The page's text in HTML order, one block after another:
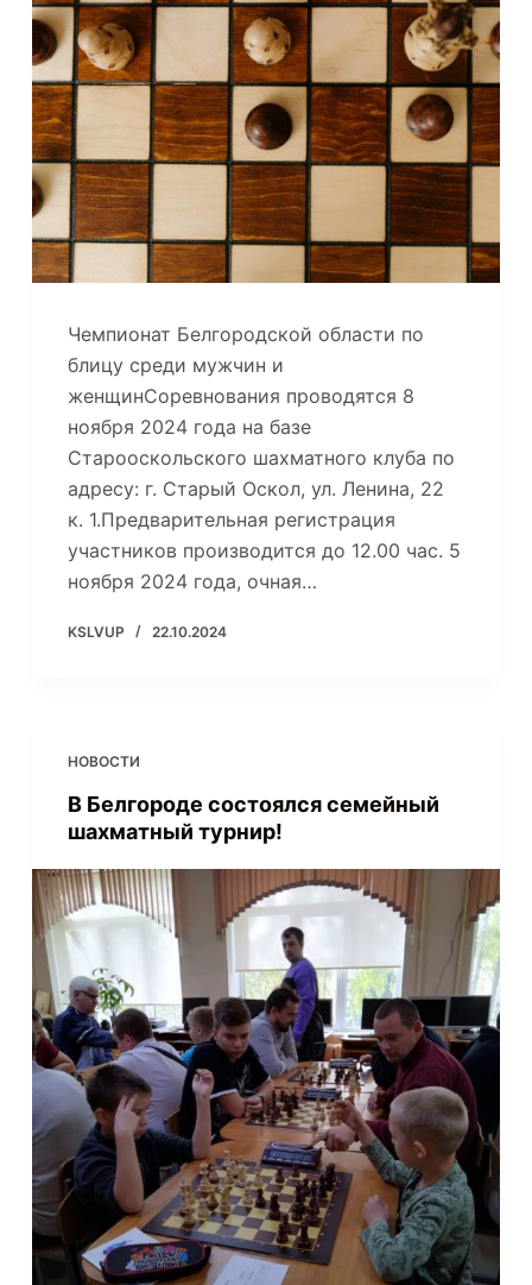
Чемпионат Белгородской области по
блицу среди мужчин и
женщинСоревнования проводятся 8
ноября 2024 года на базе
Старооскольского шахматного клуба по
адресу: г. Старый Оскол, ул. Ленина, 22
к. 1.Предварительная регистрация
участников производится до 12.00 час. 5
ноября 2024 года, очная…
KSLVUP 22.10.2024
НОВОСТИ
В Белгороде состоялся семейный
шахматный турнир!